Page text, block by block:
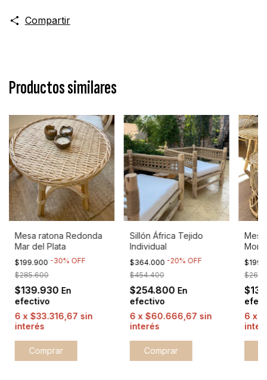
Compartir
Productos similares
Mesa ratona Redonda
Mar del Plata
$199.900 -30% OFF
$285.600
$139.930 En
efectivo
6 x$33.316,67 sin
interés
Sillón África Tejido
Individual
$364.000 -20% OFF
$454.400
$254.800 En
efectivo
6 x$60.666,67 sin
interés
Comprar
Mon
6 x